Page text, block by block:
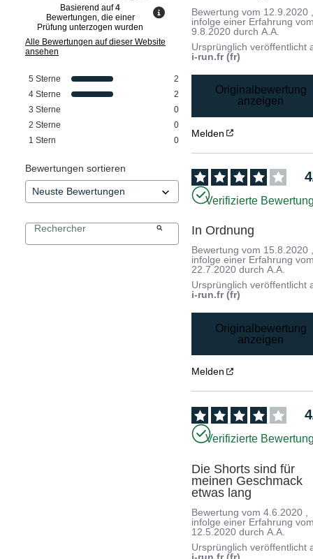
Basierend auf4
Bewertungen, die einer
Prüfung unterzogen wurden
Alle Bewertungen auf dieser Website
ansehen
5 Sterne
2
4 Sterne
2
3 Sterne
0
2 Sterne
0
1 Stern 0
Bewertungen sortieren
Bewertung vom 12.9.2020
infolge einer Erfahrung
9.8.2020 durchA.A.
Ursprünglich veröffentlicht
i-run.fr (fr)
Originalbewertung
anzeigen
Melden
4
Verifizierte
In Ordnung
Bewertung vom 15.8.2020
infolge einer Erfahrung
22.7.2020 durchA.A.
Ursprünglich veröffentlicht
i-run.fr (fr)
Originalbewertung
anzeigen
Melden
4
Verifizierte
Die Shorts sind für
meinen Geschmack
etwas lang
Bewertung vom4.6.2020
infolge einer Erfahrung
12.5.2020 durchA.A.
Ursprünglich veröffentlicht
i-run.fr (fr)